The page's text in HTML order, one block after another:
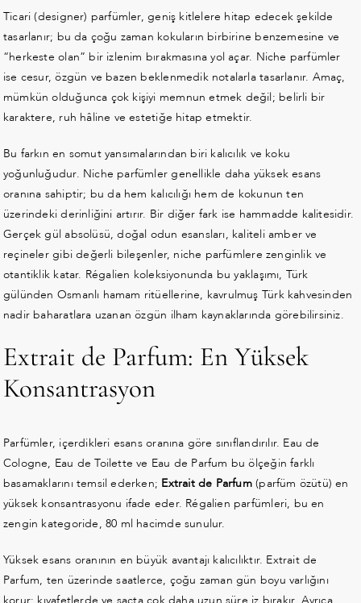
Ticari (designer) parfümler, geniş kitlelere hitap edecek şekilde
tasarlanır; bu da çoğu zaman kokuların birbirine benzemesine ve
“herkeste olan” bir izlenim bırakmasına yol açar. Niche parfümler
ise cesur, özgün ve bazen beklenmedik notalarla tasarlanır. Amaç,
mümkün olduğunca çok kişiyi memnun etmek değil; belirli bir
karaktere, ruh hâline ve estetiğe hitap etmektir.
Bu farkın en somut yansımalarından biri kalıcılık ve koku
yoğunluğudur. Niche parfümler genellikle daha yüksek esans
oranına sahiptir; bu da hem kalıcılığı hem de kokunun ten
üzerindeki derinliğini artırır. Bir diğer fark ise hammadde kalitesidir.
Gerçek gül absolüsü, doğal odun esansları, kaliteli amber ve
reçineler gibi değerli bileşenler, niche parfümlere zenginlik ve
otantiklik katar. Régalien koleksiyonunda bu yaklaşımı, Türk
gülünden Osmanlı hamam ritüellerine, kavrulmuş Türk kahvesinden
nadir baharatlara uzanan özgün ilham kaynaklarında görebilirsiniz.
Extrait de Parfum: En Yüksek
Konsantrasyon
Parfümler, içerdikleri esans oranına göre sınıflandırılır. Eau de
Cologne, Eau de Toilette ve Eau de Parfum bu ölçeğin farklı
basamaklarını temsil ederken; Extrait de Parfum(parfüm özütü) en
yüksek konsantrasyonu ifade eder. Régalien parfümleri, bu en
zengin kategoride, 80 ml hacimde sunulur.
Yüksek esans oranının en büyük avantajı kalıcılıktır. Extrait de
Parfum, ten üzerinde saatlerce, çoğu zaman gün boyu varlığını